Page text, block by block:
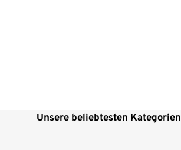
Unsere beliebtesten Kategorien